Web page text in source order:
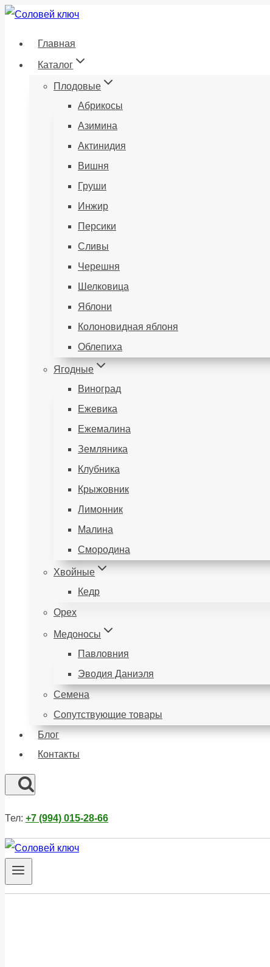
Перейти
Главная
Каталог
Плодовые
Абрикосы
Азимина
Актинидия
Вишня
Груши
Инжир
Персики
Сливы
Черешня
Шелковица
Яблони
Колоновидная яблоня
Облепиха
Ягодные
Виноград
Ежевика
Ежемалина
Земляника
Клубника
Крыжовник
Лимонник
Малина
Смородина
Хвойные
Кедр
Орех
Медоносы
Павловния
Эводия Даниэля
Семена
Сопутствующие товары
Блог
Контакты
Тел: +7 (994) 015-28-66